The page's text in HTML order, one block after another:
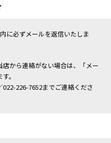
に必ずメールを返信いたしま
から連絡がない場合は、「メー
。
226-7652までご連絡くださ